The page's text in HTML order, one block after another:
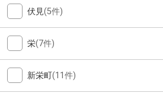
伏見(5件)
栄(7件)
新栄町(11件)